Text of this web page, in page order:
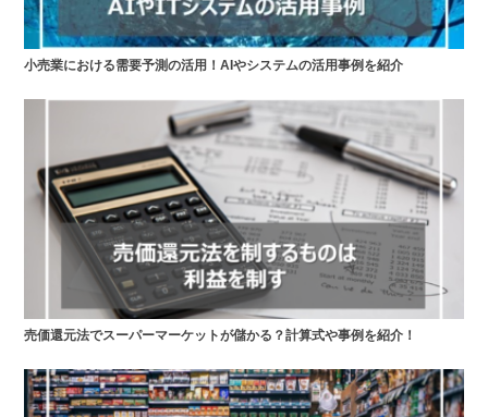
小売業における需要予測の活用！AIやシステムの活用事例を紹介
売価還元法でスーパーマーケットが儲かる？計算式や事例を紹介！